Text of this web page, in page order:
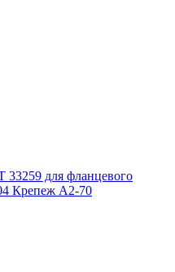
для фланцевого
Крепеж А2-70